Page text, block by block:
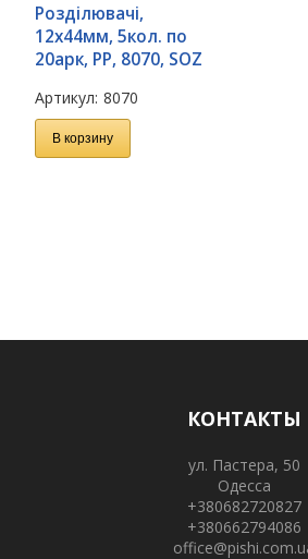
Розділювачі,
12х44мм, 5кол. по
20арк, PP, 8070, SOZ
Артикул: 8070
В корзину
КОНТАКТЫ
ул. Пастера, 50
Одесса
+380682720827
+380662794086